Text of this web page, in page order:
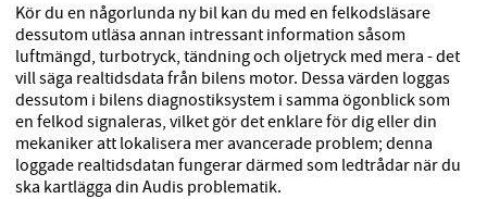
Kör du en någorlunda ny bil kan du med en felkodsläsare
dessutom utläsa annan intressant information såsom
luftmängd, turbotryck, tändning och oljetryck med mera - det
vill säga realtidsdata från bilens motor. Dessa värden loggas
dessutom i bilens diagnostiksystem i samma ögonblick som
en felkod signaleras, vilket gör det enklare för dig eller din
mekaniker att lokalisera mer avancerade problem; denna
loggade realtidsdatan fungerar därmed som ledtrådar när du
ska kartlägga din Audis problematik.